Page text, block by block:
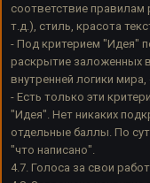
соответствие правилам
т.д.), стиль, красота
- Под критерием "Идея"
раскрытие заложенных
внутренней логики
- Есть только эти
"Идея". Нет никаких
отдельные баллы. По
"что написано".
4.7. Голоса за свои